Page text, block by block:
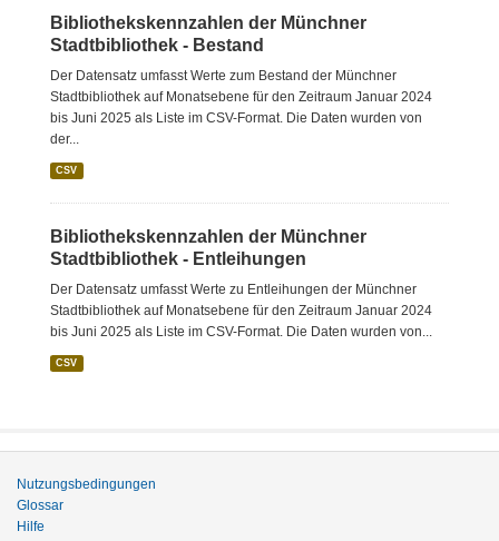
Bibliothekskennzahlen der Münchner
Stadtbibliothek - Bestand
Der Datensatz umfasst Werte zum Bestand der Münchner
Stadtbibliothek auf Monatsebene für den Zeitraum Januar 2024
bis Juni 2025 als Liste im CSV-Format. Die Daten wurden von
der...
CSV
Bibliothekskennzahlen der Münchner
Stadtbibliothek - Entleihungen
Der Datensatz umfasst Werte zu Entleihungen der Münchner
Stadtbibliothek auf Monatsebene für den Zeitraum Januar 2024
bis Juni 2025 als Liste im CSV-Format. Die Daten wurden von...
CSV
Nutzungsbedingungen
Glossar
Hilfe